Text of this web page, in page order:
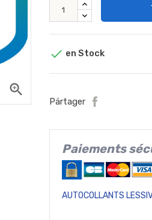
zoom_in
 en Stock
Pärtager
Paiements
AUTOCOLLANTS